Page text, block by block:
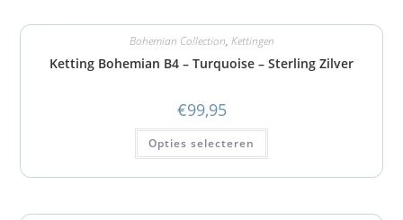
Bohemian Collection, Kettingen
Ketting Bohemian B4 – Turquoise – Sterling Zilver
€99,95
Opties selecteren